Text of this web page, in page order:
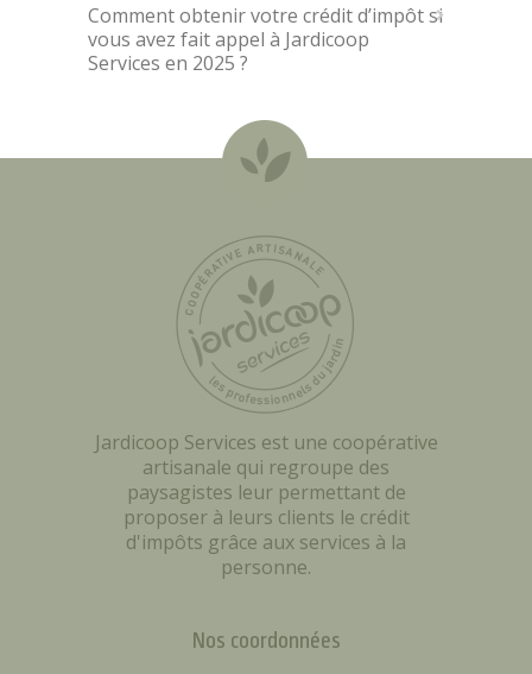
Comment obtenir votre crédit d’impôt si
vous avez fait appel à Jardicoop
Services en 2025 ?
Jardicoop Services est une coopérative
artisanale qui regroupe des
paysagistes leur permettant de
proposer à leurs clients le crédit
d'impôts grâce aux services à la
personne.
Nos coordonnées